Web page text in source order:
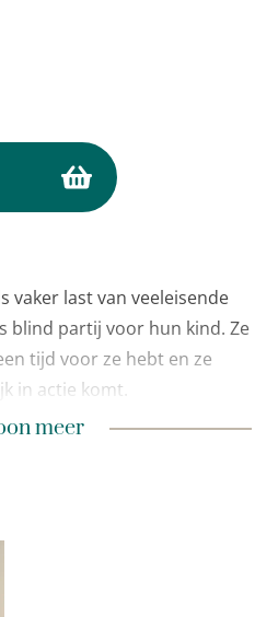
vaker last van veeleisende
blind partij voor hun kind. Ze
tijd voor ze hebt en ze
in actie komt.
of het contact met dat
school binnen. Ik steek
Suiker en melk?
meer
minder